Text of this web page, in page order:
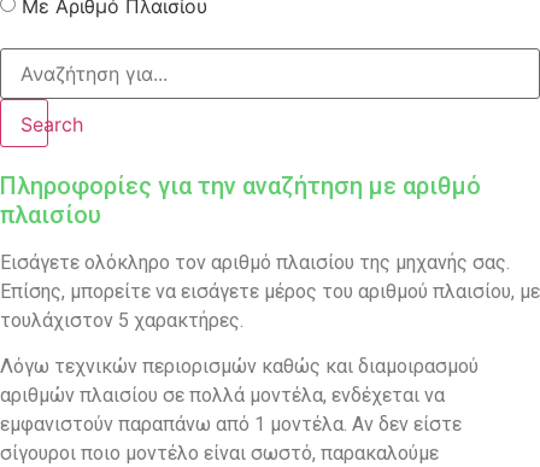
Με Αριθμό Πλαισίου
Search
Πληροφορίες για την αναζήτηση με αριθμό
πλαισίου
Εισάγετε ολόκληρο τον αριθμό πλαισίου της μηχανής σας.
Επίσης, μπορείτε να εισάγετε μέρος του αριθμού πλαισίου, με
τουλάχιστον 5 χαρακτήρες.
Λόγω τεχνικών περιορισμών καθώς και διαμοιρασμού
αριθμών πλαισίου σε πολλά μοντέλα, ενδέχεται να
εμφανιστούν παραπάνω από 1 μοντέλα. Αν δεν είστε
σίγουροι ποιο μοντέλο είναι σωστό, παρακαλούμε